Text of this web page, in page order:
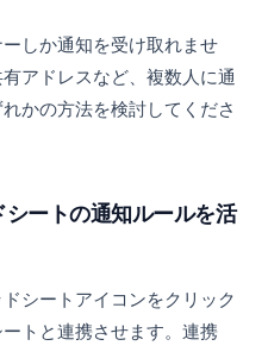
しか通知を受け取れませ
アドレスなど、複数人に通
かの方法を検討してくださ
ートの通知ルールを活
シートアイコンをクリック
トと連携させます。連携